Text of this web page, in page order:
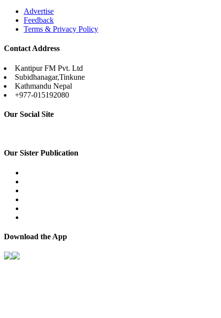
Advertise
Feedback
Terms & Privacy Policy
Contact Address
Kantipur FM Pvt. Ltd
Subidhanagar,Tinkune
Kathmandu Nepal
+977-015192080
Our Social Site
Our Sister Publication
Download the App